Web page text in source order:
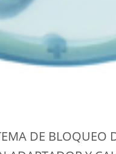
DE BLOQUEO